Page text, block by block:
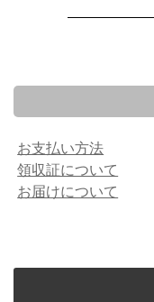
お支払い方法
領収証について
お届けについて